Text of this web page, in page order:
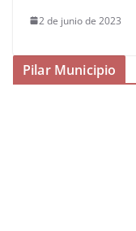
2 de junio de 2023
Pilar Municipio